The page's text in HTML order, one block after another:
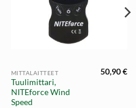
MITTALAITTEET
Tuulimittari,
NITEforce Wind
Speed
50,90€